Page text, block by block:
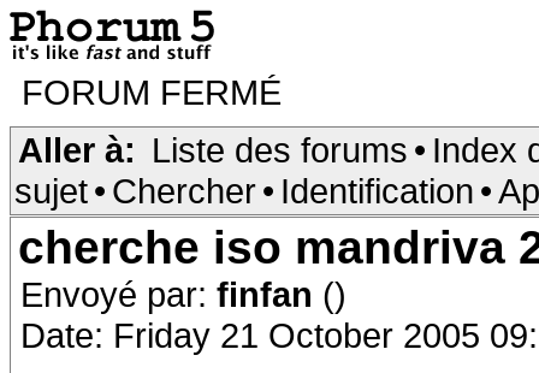
FORUM FERMÉ
Aller à: Liste des forums • Index
sujet• Chercher• Identification •
cherche iso mandriva
Envoyé par: finfan ()
Date: Friday 21 October 2005